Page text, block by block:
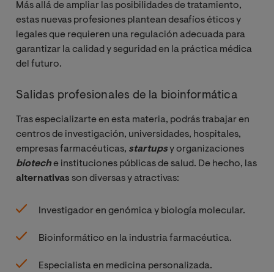
Más allá de ampliar las posibilidades de tratamiento,
estas nuevas profesiones plantean desafíos éticos y
legales que requieren una regulación adecuada para
garantizar la calidad y seguridad en la práctica médica
del futuro.
Salidas profesionales de la bioinformática
Tras especializarte en esta materia, podrás trabajar en
centros de investigación, universidades, hospitales,
empresas farmacéuticas, startupsy organizaciones
bioteche instituciones públicas de salud. De hecho, las
alternativas son diversas y atractivas:
Investigador en genómica y biología molecular.
Bioinformático en la industria farmacéutica.
Especialista en medicina personalizada.